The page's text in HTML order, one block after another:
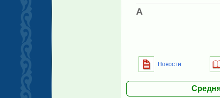
A
Новости